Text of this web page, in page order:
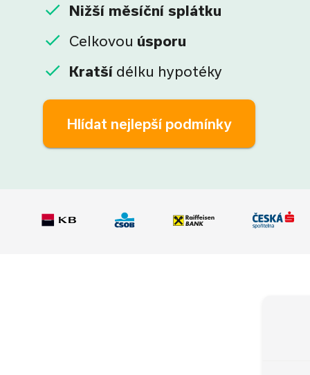
Nižší měsíční splátku
Celkovou úsporu
Kratší délku hypotéky
Hlídat nejlepší podmínky